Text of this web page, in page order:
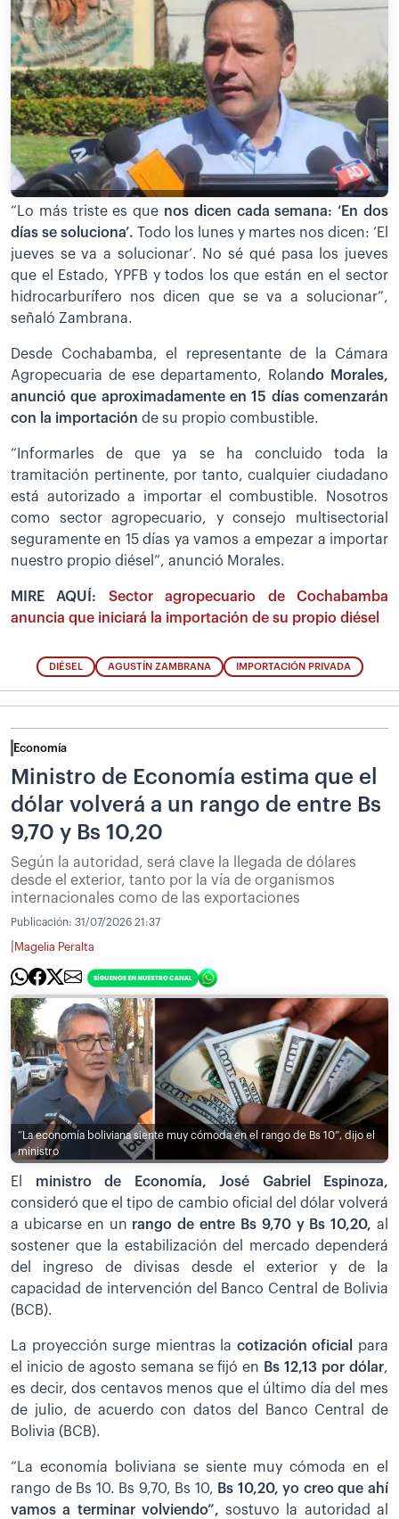
“Lo más triste es que nos dicen cada semana: ‘En dos
días se soluciona’. Todo los lunes y martes nos dicen: ‘El
jueves se va a solucionar’. No sé qué pasa los jueves
que el Estado, YPFB y todos los que están en el sector
hidrocarburífero nos dicen que se va a solucionar”,
señaló Zambrana.
Desde Cochabamba, el representante de la Cámara
Agropecuaria de ese departamento, Rolando Morales,
anunció que aproximadamente en 15 días comenzarán
con la importación de su propio combustible.
“Informarles de que ya se ha concluido toda la
tramitación pertinente, por tanto, cualquier ciudadano
está autorizado a importar el combustible. Nosotros
como sector agropecuario, y consejo multisectorial
seguramente en 15 días ya vamos a empezar a importar
nuestro propio diésel”, anunció Morales.
MIRE AQUÍ: Sector agropecuario de Cochabamba
anuncia que iniciará la importación de su propio diésel
DIÉSEL AGUSTÍN ZAMBRANA IMPORTACIÓN PRIVADA
Economía
Ministro de Economía estima que el
dólar volverá a un rango de entre Bs
9,70 y Bs 10,20
Según la autoridad, será clave la llegada de dólares
desde el exterior, tanto por la vía de organismos
internacionales como de las exportaciones
Publicación: 31/07/2026 21:37
Magelia Peralta
“La economía boliviana siente muy cómoda en el rango de Bs 10”, dijo el
ministro
El ministro de Economía, José Gabriel Espinoza,
consideró que el tipo de cambio oficial del dólar volverá
a ubicarse en un rango de entre Bs 9,70 y Bs 10,20, al
sostener que la estabilización del mercado dependerá
del ingreso de divisas desde el exterior y de la
capacidad de intervención del Banco Central de Bolivia
(BCB).
La proyección surge mientras la cotización oficial para
el inicio de agosto semana se fijó en Bs 12,13 por dólar,
es decir, dos centavos menos que el último día del mes
de julio, de acuerdo con datos del Banco Central de
Bolivia (BCB).
“La economía boliviana se siente muy cómoda en el
rango de Bs 10. Bs 9,70, Bs 10, Bs 10,20, yo creo que ahí
vamos a terminar volviendo”, sostuvo la autoridad al